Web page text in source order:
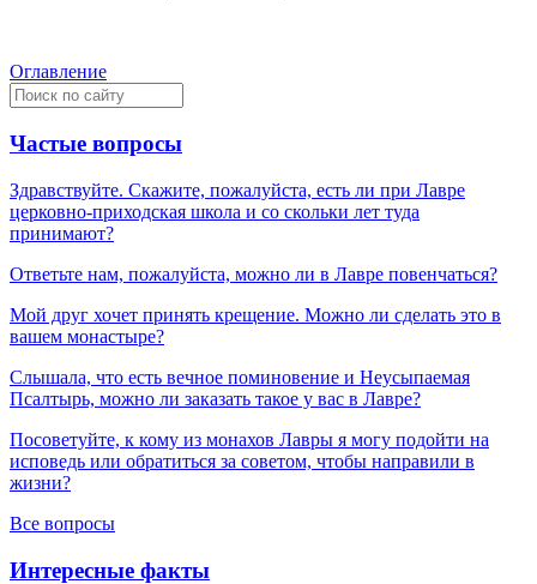
Оглавление
Частые вопросы
Здравствуйте. Скажите, пожалуйста, есть ли при Лавре
церковно-приходская школа и со скольки лет туда
принимают?
Ответьте нам, пожалуйста, можно ли в Лавре повенчаться?
Мой друг хочет принять крещение. Можно ли сделать это в
вашем монастыре?
Слышала, что есть вечное поминовение и Неусыпаемая
Псалтырь, можно ли заказать такое у вас в Лавре?
Посоветуйте, к кому из монахов Лавры я могу подойти на
исповедь или обратиться за советом, чтобы направили в
жизни?
Все вопросы
Интересные факты